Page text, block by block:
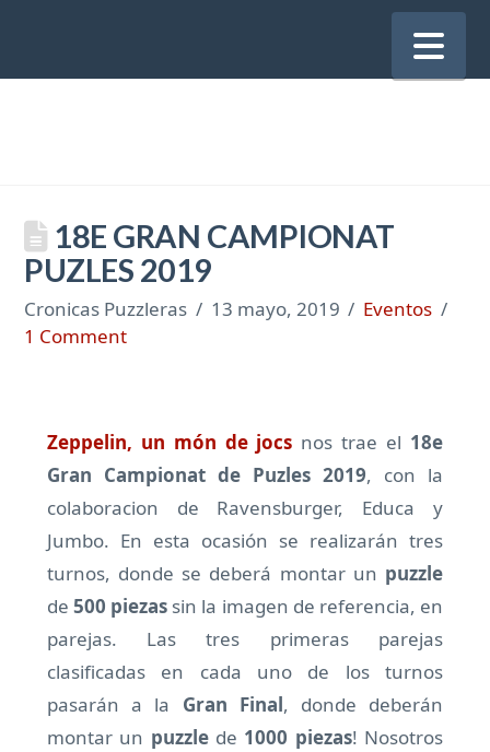
18E GRAN CAMPIONAT
PUZLES 2019
Cronicas Puzzleras 13 mayo, 2019
Eventos
1 Comment
Zeppelin, un món de jocs nos trae el 18e
Gran Campionat de Puzles 2019, con la
colaboracion de Ravensburger, Educa y
Jumbo. En esta ocasión se realizarán tres
turnos, donde se deberá montar un puzzle
de 500 piezas sin la imagen de referencia, en
parejas. Las tres primeras parejas
clasificadas en cada uno de los turnos
pasarán a la Gran Final, donde deberán
montar un puzzlede 1000 piezas! Nosotros